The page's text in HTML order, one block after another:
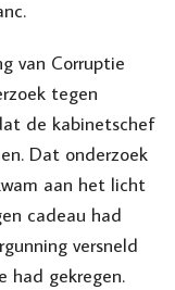
van Corruptie
tegen
de kabinetschef
Dat onderzoek
aan het licht
cadeau had
versneld
had gekregen.